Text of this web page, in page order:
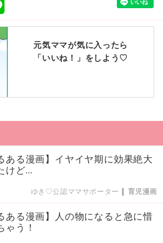
元気ママが気に入ったら
「いいね！」をしよう♡
ある漫画】イヤイヤ期に効果絶大
けど…
ゆき♡公認ママサポーター | 育児漫画
ある漫画】人の物になると急に惜
ゃう！